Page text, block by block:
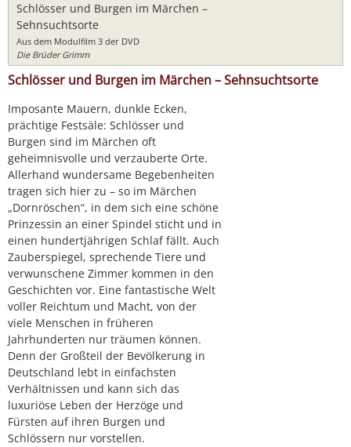
Schlösser und Burgen im Märchen –
Sehnsuchtsorte
Aus dem Modulfilm 3 der DVD
Die Brüder Grimm
Schlösser und Burgen im Märchen – Sehnsuchtsorte
Imposante Mauern, dunkle Ecken,
prächtige Festsäle: Schlösser und
Burgen sind im Märchen oft
geheimnisvolle und verzauberte Orte.
Allerhand wundersame Begebenheiten
tragen sich hier zu – so im Märchen
„Dornröschen“, in dem sich eine schöne
Prinzessin an einer Spindel sticht und in
einen hundertjährigen Schlaf fällt. Auch
Zauberspiegel, sprechende Tiere und
verwunschene Zimmer kommen in den
Geschichten vor. Eine fantastische Welt
voller Reichtum und Macht, von der
viele Menschen in früheren
Jahrhunderten nur träumen können.
Denn der Großteil der Bevölkerung in
Deutschland lebt in einfachsten
Verhältnissen und kann sich das
luxuriöse Leben der Herzöge und
Fürsten auf ihren Burgen und
Schlössern nur vorstellen.